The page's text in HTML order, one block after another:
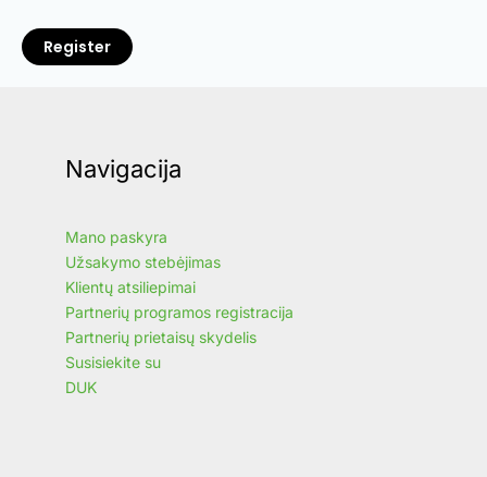
Register
Navigacija
Mano paskyra
Užsakymo stebėjimas
Klientų atsiliepimai
Partnerių programos registracija
Partnerių prietaisų skydelis
Susisiekite su
DUK